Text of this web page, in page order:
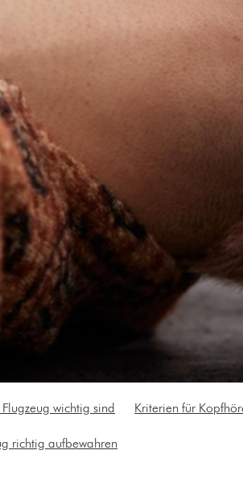
wichtig sind Kriterien für
richtig aufbewahren